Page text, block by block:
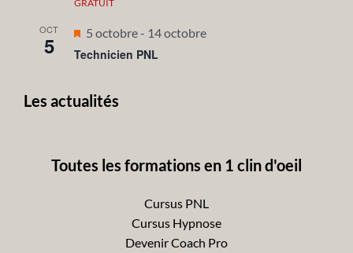
GRATUIT
OCT
5
Mis
en
5 octobre- 14 octobre
Technicien PNL
Les actualités
Toutes les formations en 1 clin d'oeil
Cursus PNL
Cursus Hypnose
Devenir Coach Pro